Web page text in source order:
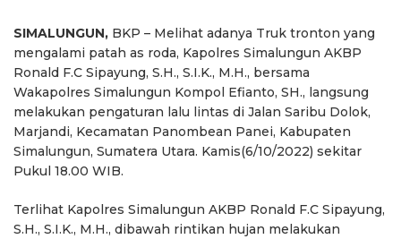
SIMALUNGUN, BKP – Melihat adanya Truk tronton yang
mengalami patah as roda, Kapolres Simalungun AKBP
Ronald F.C Sipayung, S.H., S.I.K., M.H., bersama
Wakapolres Simalungun Kompol Efianto, SH., langsung
melakukan pengaturan lalu lintas di Jalan Saribu Dolok,
Marjandi, Kecamatan Panombean Panei, Kabupaten
Simalungun, Sumatera Utara. Kamis(6/10/2022) sekitar
Pukul 18.00 WIB.
Terlihat Kapolres Simalungun AKBP Ronald F.C Sipayung,
S.H., S.I.K., M.H., dibawah rintikan hujan melakukan